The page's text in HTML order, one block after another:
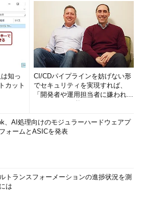
知っ
カット
CI/CDパイプラインを妨げない形
でセキュリティを実現すれば、
「開発者や運用担当者に嫌われな
、AI処理向けのモジュラーハードウェアプ
ォームとASICを発表
トランスフォーメーションの進捗状況を測
は